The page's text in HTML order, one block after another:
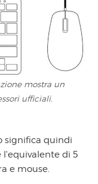
mostra un
ufficiali.
significa quindi
l'equivalente di 5
e mouse.